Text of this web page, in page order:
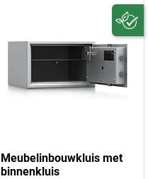
Meubelinbouwkluis met
binnenkluis